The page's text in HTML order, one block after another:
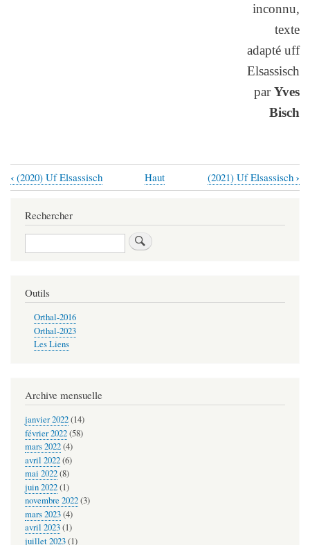
inconnu,
texte
adapté uff
Elsassisch
parYves
Bisch
Liens
transversaux
livre
ìsch
2020
‹ (2020) Uf Elsassisch Haut (2021) Uf Elsassisch ›
Rechercher
Rechercher
Outils
Orthal-2016
Orthal-2023
Les Liens
Archive mensuelle
janvier 2022(14)
février 2022(58)
mars 2022(4)
avril 2022(6)
mai 2022(8)
juin 2022(1)
novembre 2022(3)
mars 2023(4)
avril 2023(1)
juillet 2023(1)